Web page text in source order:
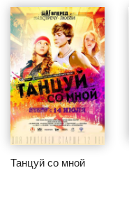
Танцуй со мной